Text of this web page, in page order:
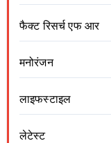
फैक्ट रिसर्च एफ आर
मनोरंजन
लाइफस्टाइल
लेटेस्ट